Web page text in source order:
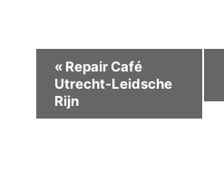
Evenement
Navigatie
« Repair Café
Utrecht-Leidsche
Rijn